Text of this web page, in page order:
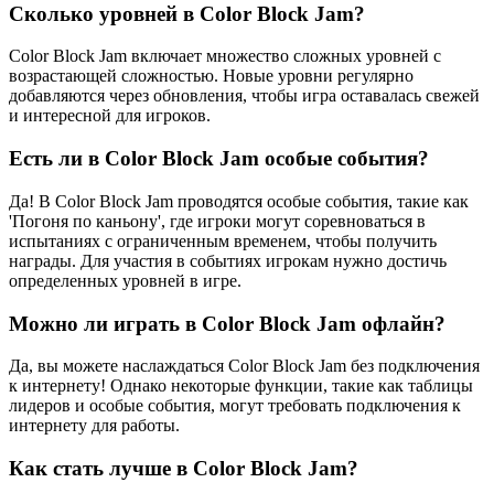
Сколько уровней в Color Block Jam?
Color Block Jam включает множество сложных уровней с
возрастающей сложностью. Новые уровни регулярно
добавляются через обновления, чтобы игра оставалась свежей
и интересной для игроков.
Есть ли в Color Block Jam особые события?
Да! В Color Block Jam проводятся особые события, такие как
'Погоня по каньону', где игроки могут соревноваться в
испытаниях с ограниченным временем, чтобы получить
награды. Для участия в событиях игрокам нужно достичь
определенных уровней в игре.
Можно ли играть в Color Block Jam офлайн?
Да, вы можете наслаждаться Color Block Jam без подключения
к интернету! Однако некоторые функции, такие как таблицы
лидеров и особые события, могут требовать подключения к
интернету для работы.
Как стать лучше в Color Block Jam?